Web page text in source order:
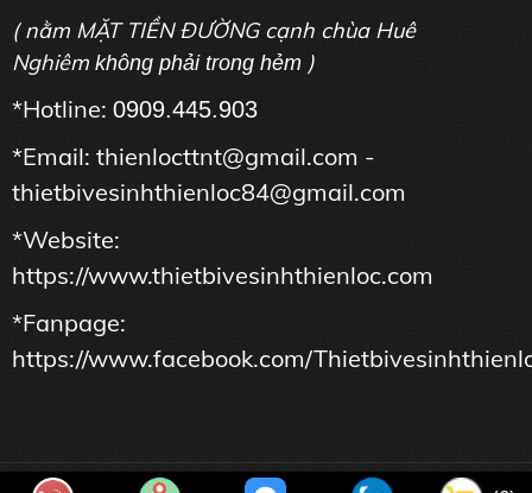
( nằm MẶT TIỀN ĐƯỜNG cạnh chùa Huê
Nghiêm không phải trong hẻm )
*Hotline: 0909.445.903
*Email: thienlocttnt@gmail.com -
thietbivesinhthienloc84@gmail.com
*Website:
https://www.thietbivesinhthienloc.com
*Fanpage:
https://www.facebook.com/